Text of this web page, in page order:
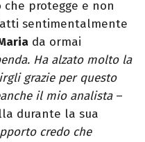
che protegge e non
sentimentalmente
da ormai
Ha alzato molto la
grazie per questo
il mio analista –
durante la sua
credo che